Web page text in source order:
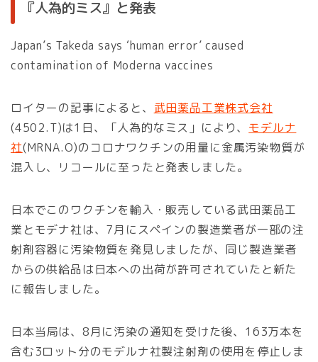
『人為的ミス』と発表
Japan’s Takeda says ‘human error’ caused
contamination of Moderna vaccines
ロイターの記事によると、 武田薬品工業株式会社
(4502.T)は1日、「人為的なミス」により、 モデルナ
社(MRNA.O)のコロナワクチンの用量に金属汚染物質が
混入し、リコールに至ったと発表しました。
日本でこのワクチンを輸入・販売している武田薬品工
業とモデナ社は、7月にスペインの製造業者が一部の注
射剤容器に汚染物質を発見しましたが、同じ製造業者
からの供給品は日本への出荷が許可されていたと新た
に報告しました。
日本当局は、8月に汚染の通知を受けた後、163万本を
含む3ロット分のモデルナ社製注射剤の使用を停止しま